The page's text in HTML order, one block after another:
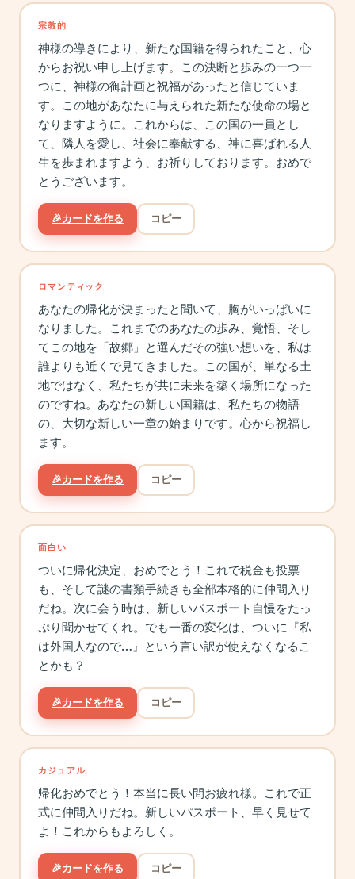
宗教的
神様の導きにより、新たな国籍を得られたこと、心
からお祝い申し上げます。この決断と歩みの一つ一
つに、神様の御計画と祝福があったと信じていま
す。この地があなたに与えられた新たな使命の場と
なりますように。これからは、この国の一員とし
て、隣人を愛し、社会に奉献する、神に喜ばれる人
生を歩まれますよう、お祈りしております。おめで
とうございます。
🎉カードを作る コピー
ロマンティック
あなたの帰化が決まったと聞いて、胸がいっぱいに
なりました。これまでのあなたの歩み、覚悟、そし
てこの地を「故郷」と選んだその強い想いを、私は
誰よりも近くで見てきました。この国が、単なる土
地ではなく、私たちが共に未来を築く場所になった
のですね。あなたの新しい国籍は、私たちの物語
の、大切な新しい一章の始まりです。心から祝福し
ます。
🎉カードを作る コピー
面白い
ついに帰化決定、おめでとう！これで税金も投票
も、そして謎の書類手続きも全部本格的に仲間入り
だね。次に会う時は、新しいパスポート自慢をたっ
ぷり聞かせてくれ。でも一番の変化は、ついに『私
は外国人なので…』という言い訳が使えなくなるこ
とかも？
🎉カードを作る コピー
カジュアル
帰化おめでとう！本当に長い間お疲れ様。これで正
式に仲間入りだね。新しいパスポート、早く見せて
よ！これからもよろしく。
🎉カードを作る コピー